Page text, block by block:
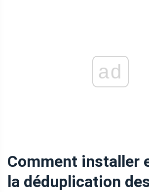
ad
Comment installer
la déduplication